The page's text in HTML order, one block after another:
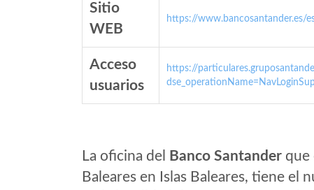
Sitio
WEB
https://www.bancosantander.es/
Acceso
usuarios
https://
La oficina del Banco Santander que
Baleares en Islas Baleares, tiene el